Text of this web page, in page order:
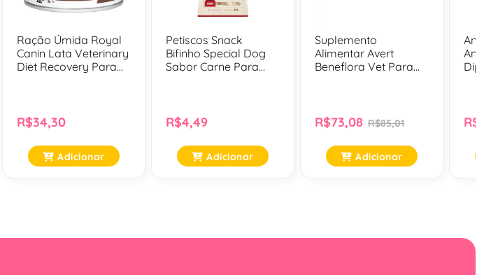
Ração Úmida Royal
Canin Lata Veterinary
Diet Recovery Para
R$34,30
Adicionar
Petiscos Snack
Bifinho Special Dog
Sabor Carne Para
R$4,49
Adicionar
Suplemento
Alimentar Avert
Beneflora Vet Para
R$73,08 R$85,01
Adicionar